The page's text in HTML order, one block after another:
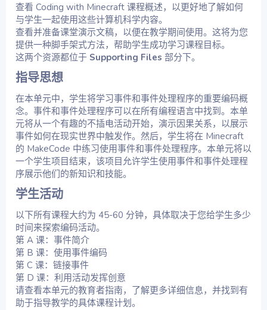
查看 Coding with Minecraft 课程概述，以更好地了解如何
与学生一起使用这些计算机科学内容。
查看并准备课堂演示文稿，以便在教学期间使用。这将为您
提供一种脚手架式方法，帮助学生成功学习课程目标。
这两个资源都位于 Supporting Files 部分下。
指导思想​
在本单元中，学生将学习事件和事件处理程序的重要编码概
念。事件和事件处理程序可以在所有编程语言中找到。本单
元将从一个有趣的不插电活动开始，演示因果关系，以展示
事件如何在现实世界中触发作。然后，学生将在 Minecraft
的 MakeCode 中练习使用事件和事件处理程序。本单元将以
一个学生项目结束，该项目允许学生使用事件和事件处理程
序展示他们的新知识和技能。
学生活动​
以下所有课程大约为 45-60 分钟，具体取决于您给学生多少
时间来探索编码活动。
第 A 课：事件简介
第 B 课：使用事件编码
第 C 课：链接事件
第 D 课：利用活动发挥创意
请查看本单元的教育者指南，了解更多详细信息，并找到有
助于指导教学的具体课程计划。